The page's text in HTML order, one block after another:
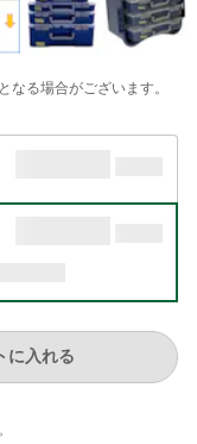
る場合がございます。
に入れる